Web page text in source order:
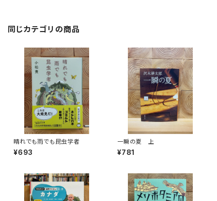
同じカテゴリの商品
晴れでも雨でも昆虫学者
¥693
一瞬の夏 上
¥781